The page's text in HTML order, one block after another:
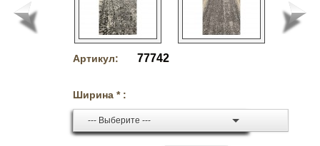
Артикул: 77742
Ширина * :
--- Выберите ---